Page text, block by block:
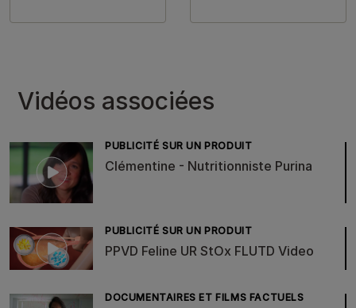
Vidéos associées
PUBLICITÉ SUR UN PRODUIT
Clémentine - Nutritionniste Purina
PUBLICITÉ SUR UN PRODUIT
PPVD Feline UR StOx FLUTD Video
DOCUMENTAIRES ET FILMS FACTUELS